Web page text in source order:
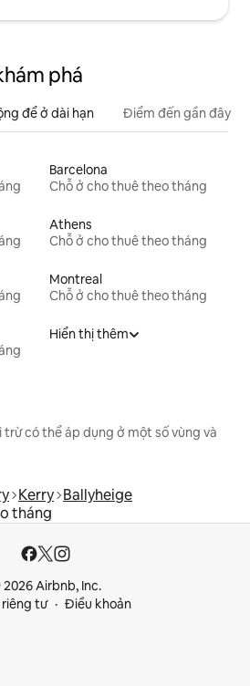
phá
để ở dài hạn Điểm đến gần đây
Barcelona
Chỗ ở cho thuê theo tháng
Athens
Chỗ ở cho thuê theo tháng
Montreal
Chỗ ở cho thuê theo tháng
Hiển thị thêm
có thể áp dụng ở một số vùng và
Kerry Ballyheige
tháng
Airbnb, Inc.
tư
Điều khoản